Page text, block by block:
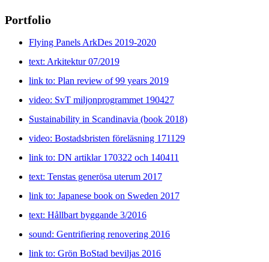
Portfolio
Flying Panels ArkDes 2019-2020
text: Arkitektur 07/2019
link to: Plan review of 99 years 2019
video: SvT miljonprogrammet 190427
Sustainability in Scandinavia (book 2018)
video: Bostadsbristen föreläsning 171129
link to: DN artiklar 170322 och 140411
text: Tenstas generösa uterum 2017
link to: Japanese book on Sweden 2017
text: Hållbart byggande 3/2016
sound: Gentrifiering renovering 2016
link to: Grön BoStad beviljas 2016